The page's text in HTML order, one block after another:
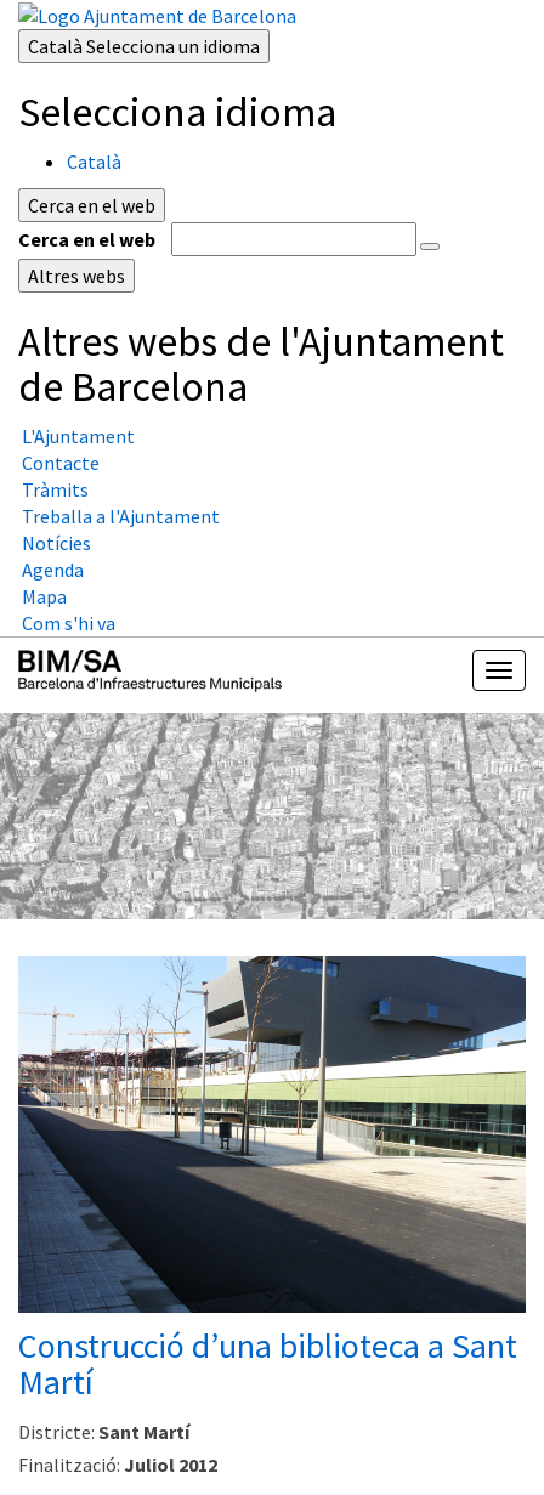
Català Selecciona un idioma
Selecciona idioma
Català
Cerca en el web
Cerca en el web
Altres webs
Altres webs de l'Ajuntament
de Barcelona
L'Ajuntament
Contacte
Tràmits
Treballa a l'Ajuntament
Notícies
Agenda
Mapa
Com s'hi va
Construcció d’una biblioteca a Sant
Martí
Districte: Sant Martí
Finalització: Juliol 2012